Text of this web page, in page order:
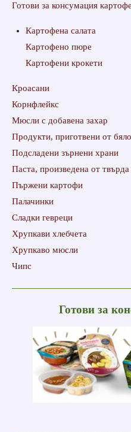
Готови за консумация
Картофена салата
Картофено пюре
Картофени крокети
Кроасани
Корнфлейкс
Мюсли с добавена захар
Продукти, приготвени от
Подсладени зърнени храни
Паста, произведена от
Пържени картофи
Палачинки
Сладки гевреци
Хрупкави хлебчета
Хрупкаво мюсли
Чипс
Готови за